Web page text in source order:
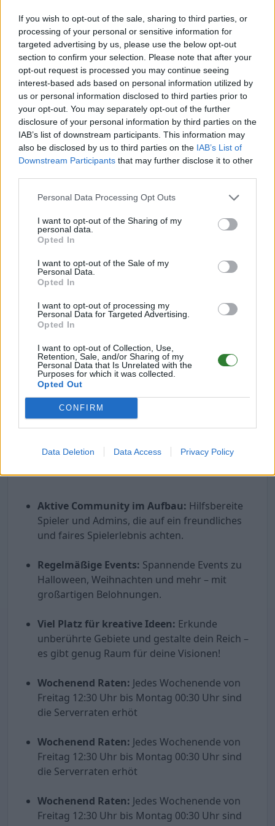
If you wish to opt-out of the sale, sharing to third parties, or
processing of your personal or sensitive information for
targeted advertising by us, please use the below opt-out
section to confirm your selection. Please note that after your
opt-out request is processed you may continue seeing
interest-based ads based on personal information utilized by
us or personal information disclosed to third parties prior to
your opt-out. You may separately opt-out of the further
disclosure of your personal information by third parties on the
IAB’s list of downstream participants. This information may
also be disclosed by us to third parties on the IAB’s List of
Downstream Participants that may further disclose it to other
Personal Data Processing Opt Outs
I want to opt-out of the Sharing of my
personal data.
Opted In
I want to opt-out of the Sale of my
Personal Data.
Opted In
I want to opt-out of processing my
Personal Data for Targeted Advertising.
Opted In
I want to opt-out of Collection, Use,
Retention, Sale, and/or Sharing of my
Personal Data that Is Unrelated with the
Purposes for which it was collected.
Opted Out
CONFIRM
Data Deletion Data Access Privacy Policy
kannst, ohne mit den wechselnden Cooldowns der
Vanilla-Version kämpfen zu müssen.
🗺️Welche Maps haben wir?
The Island
Scorched Earth
The Center
Aberration
Astraeos
Extinction
Lost Colony
Club Ark
🌍 Was macht uns besonders?
Aktive Community im Aufbau: Hilfsbereite
Spieler und Admins, die auf ein freundliches
und faires Spielerlebnis achten.
Regelmäßige Events: Spannende Events zu
Halloween, Weihnachten und mehr – mit
großartigen Belohnungen.
Viel Platz für kreative Ideen: Erkunde
unberührte Gebiete und gestalte dein Reich –
es gibt genug Raum für deine Visionen!
Wochenend Raten: Jedes Wochenende von
Freitag 12:30 Uhr bis Montag 00:30 Uhr sind
die Serverraten erhöt
Wochenend Raten: Jedes Wochenende von
Freitag 12:30 Uhr bis Montag 00:30 Uhr sind
die Serverraten erhöt
Wochenend Raten: Jedes Wochenende von
Freitag 12:30 Uhr bis Montag 00:30 Uhr sind